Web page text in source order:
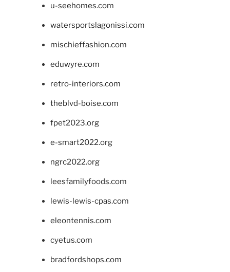
u-seehomes.com
watersportslagonissi.com
mischieffashion.com
eduwyre.com
retro-interiors.com
theblvd-boise.com
fpet2023.org
e-smart2022.org
ngrc2022.org
leesfamilyfoods.com
lewis-lewis-cpas.com
eleontennis.com
cyetus.com
bradfordshops.com